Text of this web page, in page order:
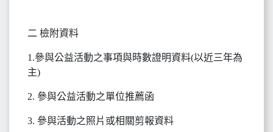
二 檢附資料
1.參與公益活動之事項與時數證明資料(以近三年為
主)
2. 參與公益活動之單位推薦函
3. 參與活動之照片或相關剪報資料